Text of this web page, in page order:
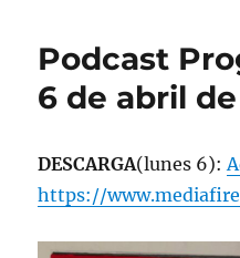
Podcast
6 de abril
DESCARGA(lunes 6):
https://